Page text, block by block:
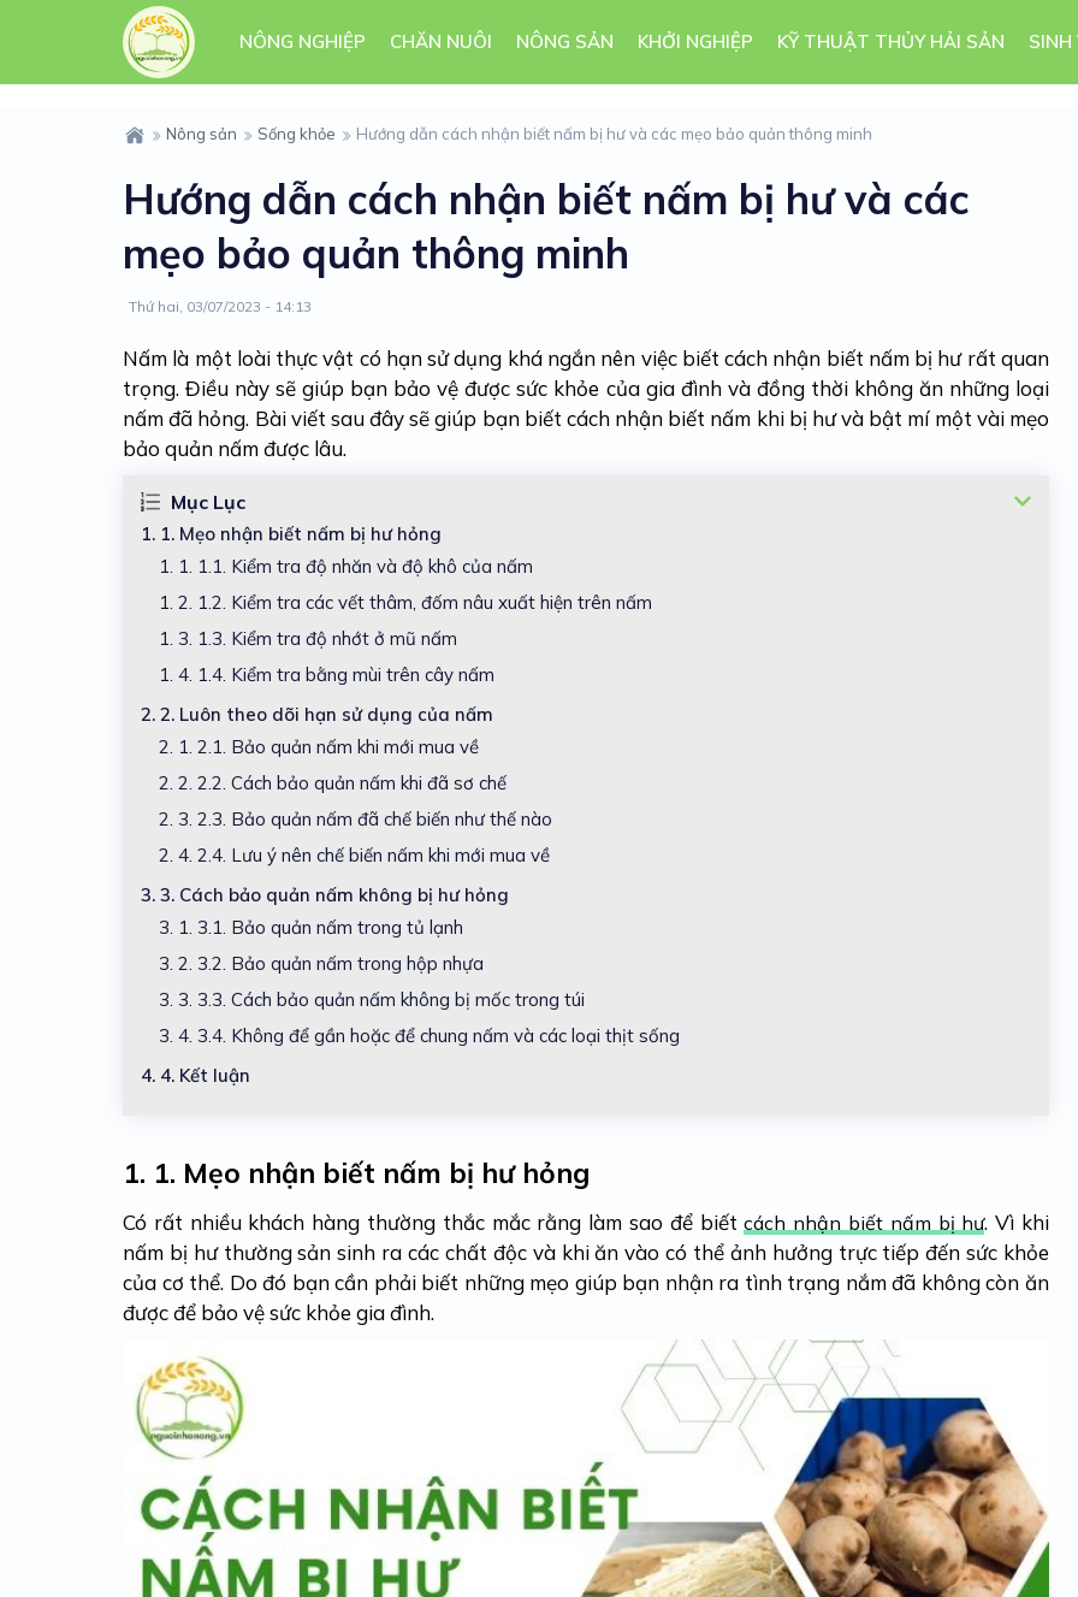
NÔNG NGHIỆP CHĂN NUÔI NÔNG SẢN KHỞI NGHIỆP KỸ THUẬT THỦY HẢI SẢN
Nông sản Sống khỏe Hướng dẫn cách nhận biết nấm bị hư và các mẹo bảo quản thông minh
Hướng dẫn cách nhận biết nấm bị hư và các
mẹo bảo quản thông minh
Thứ hai, 03/07/2023 - 14:13
Nấm là một loài thực vật có hạn sử dụng khá ngắn nên việc biếtcách nhận biết nấm bị hưrất quan
trọng. Điều này sẽ giúp bạn bảo vệ được sức khỏe của gia đình và đồng thời không ăn những loại
nấm đã hỏng. Bài viết sau đây sẽ giúp bạn biết cách nhận biết nấm khi bị hư và bật mí một vài mẹo
bảo quản nấm được lâu.
Mục Lục
1. 1. Mẹo nhận biết nấm bị hư hỏng
1. 1. 1.1. Kiểm tra độ nhăn và độ khô của nấm
1. 2. 1.2. Kiểm tra các vết thâm, đốm nâu xuất hiện trên nấm
1. 3. 1.3. Kiểm tra độ nhớt ở mũ nấm
1. 4. 1.4. Kiểm tra bằng mùi trên cây nấm
2. 2. Luôn theo dõi hạn sử dụng của nấm
2. 1. 2.1. Bảo quản nấm khi mới mua về
2. 2. 2.2. Cách bảo quản nấm khi đã sơ chế
2. 3. 2.3. Bảo quản nấm đã chế biến như thế nào
2. 4. 2.4. Lưu ý nên chế biến nấm khi mới mua về
3. 3. Cách bảo quản nấm không bị hư hỏng
3. 1. 3.1. Bảo quản nấm trong tủ lạnh
3. 2. 3.2. Bảo quản nấm trong hộp nhựa
3. 3. 3.3. Cách bảo quản nấm không bị mốc trong túi
3. 4. 3.4. Không để gần hoặc để chung nấm và các loại thịt sống
4. 4. Kết luận
1. 1. Mẹo nhận biết nấm bị hư hỏng
Có rất nhiều khách hàng thường thắc mắc rằng làm sao để biết cách nhận biết nấm bị hư. Vì khi
nấm bị hư thường sản sinh ra các chất độc và khi ăn vào có thể ảnh hưởng trực tiếp đến sức khỏe
của cơ thể. Do đó bạn cần phải biết những mẹo giúp bạn nhận ra tình trạng nắm đã không còn ăn
được để bảo vệ sức khỏe gia đình.